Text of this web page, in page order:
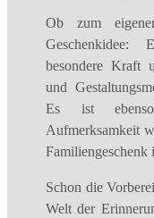
Ob zum
Geschenkidee:
besondere Kraft
und
Es ist
Aufmerksamkeit
Familiengeschenk
Schon die
Welt der